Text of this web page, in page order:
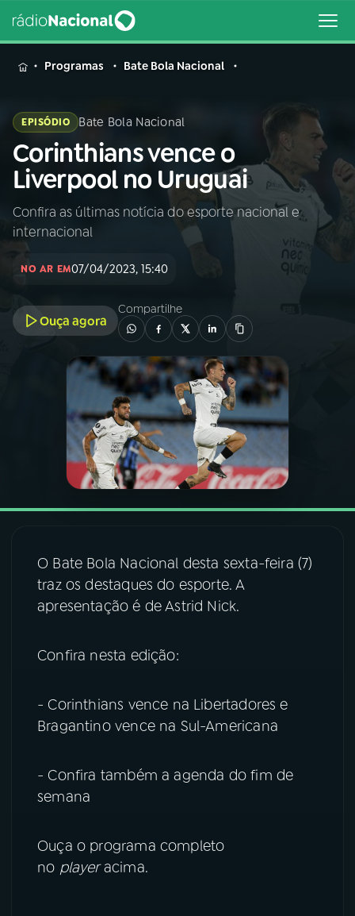
MENU
Buscar
na
Rádio
Nacional
Buscar
PROGRAMAÇÃO
PROGRAMAS
07ÚLTIMAS
08FESTIVAL DE MÚSICA
ACOMPANHE A RÁDIO NACIONAL
Instagram X
Programas Bate Bola Nacional
EPISÓDIO Bate Bola Nacional
Corinthians vence o
Liverpool no Uruguai
Confira as últimas notícia do esporte nacional e
internacional
NO AR EM07/04/2023, 15:40
Ouça agora
Compartilhe
O Bate Bola Nacional desta sexta-feira (7)
traz os destaques do esporte. A
apresentação é de Astrid Nick.
Confira nesta edição:
- Corinthians vence na Libertadores e
Bragantino vence na Sul-Americana
- Confira também a agenda do fim de
semana
Ouça o programa completo
no playeracima.